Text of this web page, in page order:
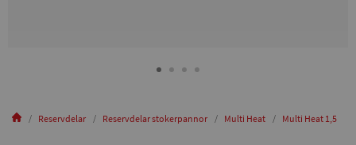
Reservdelar Reservdelar stokerpannor Multi Heat Multi Heat 1,5